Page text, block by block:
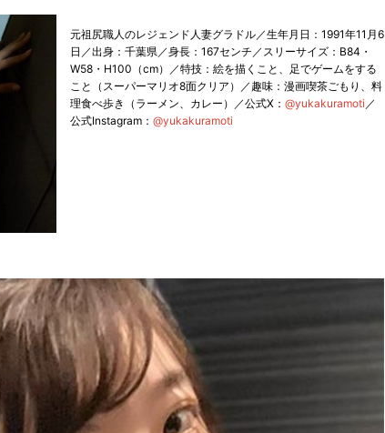
元祖尻職人のレジェンド人妻グラドル／生年月日：1991年11月6
日／出身：千葉県／身長：167センチ／スリーサイズ：B84・
W58・H100（cm）／特技：絵を描くこと、足でゲームをする
こと（スーパーマリオ8面クリア）／趣味：漫画喫茶ごもり、料
理食べ歩き（ラーメン、カレー）／公式X： @yukakuramoti ／
公式Instagram： @yukakuramoti